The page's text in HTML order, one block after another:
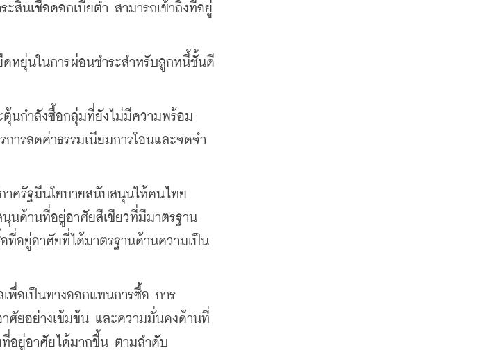
สินเชื่อดอกเบี้ยต่ำ สามารถเข้าถึงที่อยู่
ยุ่นในการผ่อนชำระสำหรับลูกหนี้ชั้นดี
นกำลังซื้อกลุ่มที่ยังไม่มีความพร้อม
ารลดค่าธรรมเนียมการโอนและจดจำ
ครัฐมีนโยบายสนับสนุนให้คนไทย
นด้านที่อยู่อาศัยสีเขียวที่มีมาตรฐาน
ที่อยู่อาศัยที่ได้มาตรฐานด้านความเป็น
พื่อเป็นทางออกแทนการซื้อ การ
ศัยอย่างเข้มข้น และความมั่นคงด้านที่
ที่อยู่อาศัยได้มากขึ้น ตามลำดับ